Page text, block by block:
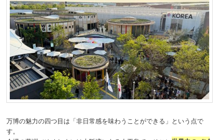
万博の魅力の四つ目は「非日常感を味わうことができる」という点で
す。